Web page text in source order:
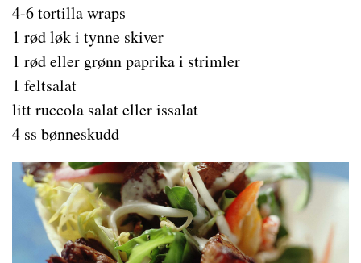
4-6 tortilla wraps
1 rød løk i tynne skiver
1 rød eller grønn paprika i strimler
1 feltsalat
litt ruccola salat eller issalat
4 ss bønneskudd